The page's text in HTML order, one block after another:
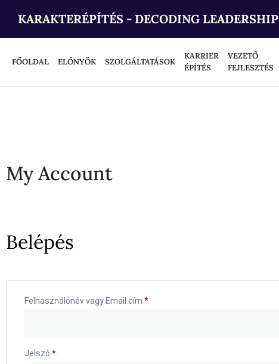
KARAKTERÉPÍTÉS - DECODING LEADERSHIP
FŐOLDAL ELŐNYÖK SZOLGÁLTATÁSOK
KARRIER
ÉPÍTÉS
VEZETŐ
FEJLESZTÉS
My Account
Belépés
Felhasználónév vagy Email cím *
Jelszó *